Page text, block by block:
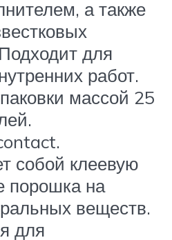
а также
для
работ.
массой 25
собой клеевую
порошка на
веществ.
для